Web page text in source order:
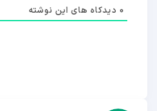
0 دیدکاه های این نوشته